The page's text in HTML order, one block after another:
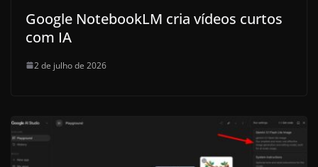
Google NotebookLM cria vídeos curtos
com IA
2 de julho de 2026